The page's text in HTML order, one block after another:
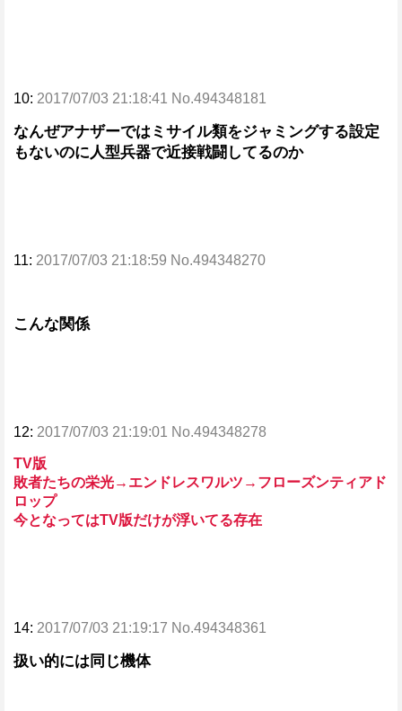
10: 2017/07/03 21:18:41 No.494348181
なんぜアナザーではミサイル類をジャミングする設定
もないのに人型兵器で近接戦闘してるのか
11: 2017/07/03 21:18:59 No.494348270
こんな関係
12: 2017/07/03 21:19:01 No.494348278
TV版
敗者たちの栄光→エンドレスワルツ→フローズンティアド
ロップ
今となってはTV版だけが浮いてる存在
14: 2017/07/03 21:19:17 No.494348361
扱い的には同じ機体